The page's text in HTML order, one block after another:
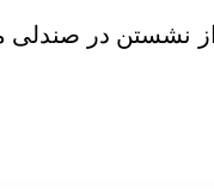
از نشستن در صندلی